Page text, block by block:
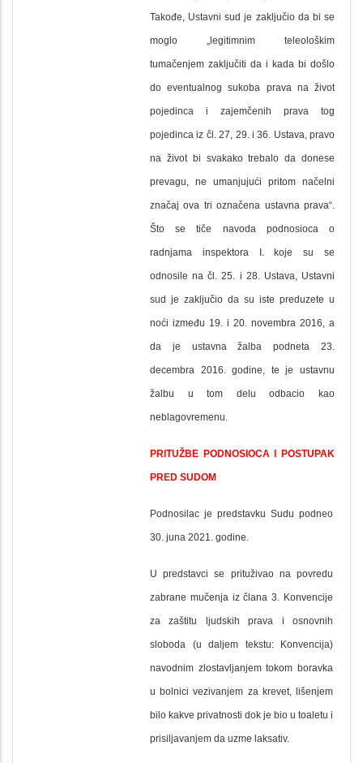
Takođe, Ustavni sud je zaključio da bi se
moglo „legitimnim teleološkim
tumačenjem zaključiti da i kada bi došlo
do eventualnog sukoba prava na život
pojedinca i zajemčenih prava tog
pojedinca iz čl. 27, 29. i 36. Ustava, pravo
na život bi svakako trebalo da donese
prevagu, ne umanjujući pritom načelni
značaj ova tri označena ustavna prava“.
Što se tiče navoda podnosioca o
radnjama inspektora I. koje su se
odnosile na čl. 25. i 28. Ustava, Ustavni
sud je zaključio da su iste preduzete u
noći između 19. i 20. novembra 2016, a
da je ustavna žalba podneta 23.
decembra 2016. godine, te je ustavnu
žalbu u tom delu odbacio kao
neblagovremenu.
PRITUŽBE PODNOSIOCA I POSTUPAK
PRED SUDOM
Podnosilac je predstavku Sudu podneo
30. juna 2021. godine.
U predstavci se prituživao na povredu
zabrane mučenja iz člana 3. Konvencije
za zaštitu ljudskih prava i osnovnih
sloboda (u daljem tekstu: Konvencija)
navodnim zlostavljanjem tokom boravka
u bolnici vezivanjem za krevet, lišenjem
bilo kakve privatnosti dok je bio u toaletu i
prisiljavanjem da uzme laksativ.